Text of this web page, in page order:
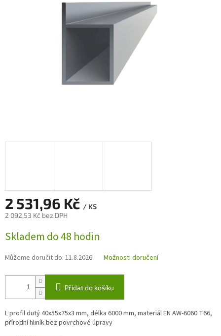
2 531,96 Kč / KS
2 092,53 Kč bez DPH
cena:
Skladem do 48 hodin
Můžeme doručit do: 11.8.2026 Možnosti doručení
Přidat do košíku
L profil dutý 40x55x75x3 mm, délka 6000 mm, materiál EN AW-6060 T66,
přírodní hliník bez povrchové úpravy